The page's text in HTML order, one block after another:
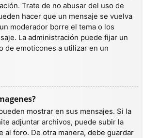
Trate de no abusar del uso de
hacer que un mensaje se vuelva
moderador borre el tema o los
La administración puede fijar un
de emoticones a utilizar en un
mostrar en sus mensajes. Si la
adjuntar archivos, puede subir la
al foro. De otra manera, debe guardar